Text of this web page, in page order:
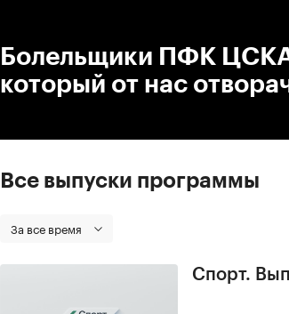
Болельщики ПФК
который от нас
Все выпуски программы
За все время
Спорт.